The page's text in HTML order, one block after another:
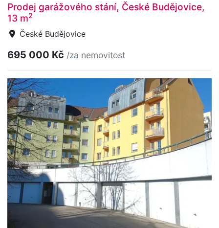
Prodej garážového stání, České Budějovice,
13 m2
České Budějovice
695 000 Kč /za nemovitost